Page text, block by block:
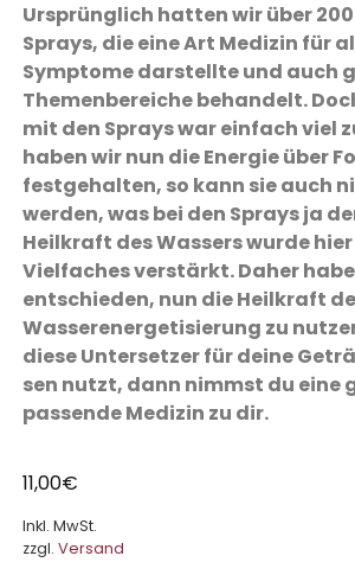
Ursprünglich hatten wir über
Sprays, die eine Art Medizin für
Symptome darstellte und auch
Themenbereiche behandelt.
mit den Sprays war einfach viel
haben wir nun die Energie über
festgehalten, so kann sie auch
werden, was bei den Sprays ja
Heilkraft des Wassers wurde
Vielfaches verstärkt. Daher
entschieden, nun die Heilkraft
Wasser­ener­ge­tisierung zu
diese Untersetzer für deine
sen nutzt, dann nimmst du eine
passende Medizin zu dir.
11,00€
Inkl. MwSt.
zzgl. Versand